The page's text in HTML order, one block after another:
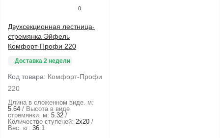
0
Двухсекционная лестница-
стремянка Эйфель
Комфорт-Профи 220
Доставка 2 недели
Код товара: Комфорт-Профи
220
Длина в сложенном виде. м:
5.64
Высота в виде
стремянки. м: 5.32
Количество ступеней: 2х20
Вес. кг: 36.1